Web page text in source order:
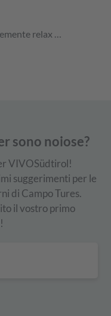
relax …
sono noiose?
VIVOSüdtirol!
suggerimenti per le
di Campo Tures.
il vostro primo